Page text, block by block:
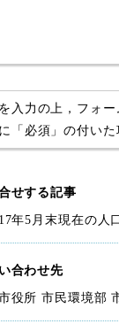
入力の上，フォ
「必須」の付いた
せする記事
年5月末現在の人
合わせ先
役所 市民環境部